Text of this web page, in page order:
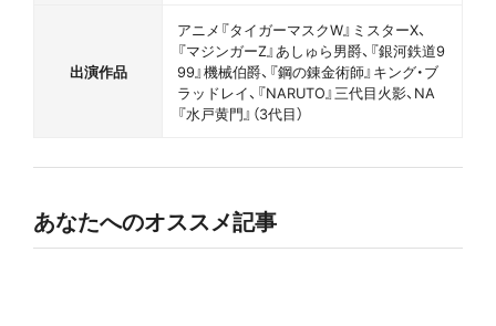
出演作品
アニメ『タイガーマスクW』ミスターX、
『マジンガーZ』あしゅら男爵、『銀河鉄道9
99』機械伯爵、『鋼の錬金術師』キング・ブ
ラッドレイ、『NARUTO』三代目火影、NA
『水戸黄門』（3代目）
あなたへのオススメ記事